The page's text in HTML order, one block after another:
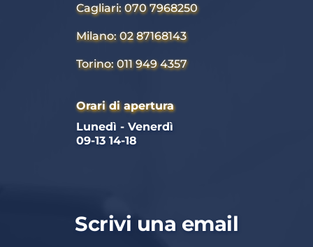
Cagliari: 070 7968250
Milano: 02 87168143
Torino: 011 949 4357
Orari di apertura
Lunedì - Venerdì
09-13 14-18
Scrivi una email